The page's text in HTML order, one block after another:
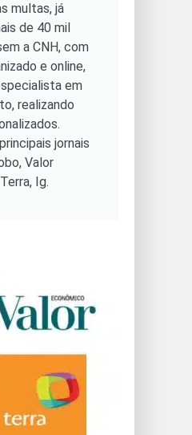
multas, já
de 40 mil
a CNH, com
e online,
em
realizando
jornais
Valor
Ig.